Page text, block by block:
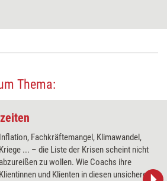
Thema:
Inflation, Fachkräftemangel, Klimawandel,
Kriege ... – die Liste der Krisen scheint nicht
abzureißen zu wollen. Wie Coachs ihre
Klientinnen und Klienten in diesen unsicheren